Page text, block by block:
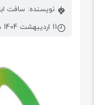
نویسنده: سافت
11 اردیبهشت 1404 در 12:02 ب.ظ